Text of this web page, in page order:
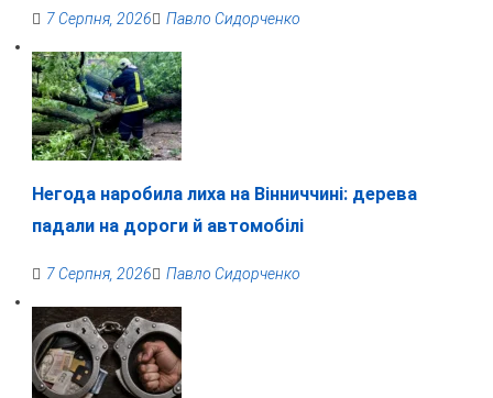
7 Серпня, 2026 Павло Сидорченко
Негода наробила лиха на Вінниччині: дерева
падали на дороги й автомобілі
7 Серпня, 2026 Павло Сидорченко